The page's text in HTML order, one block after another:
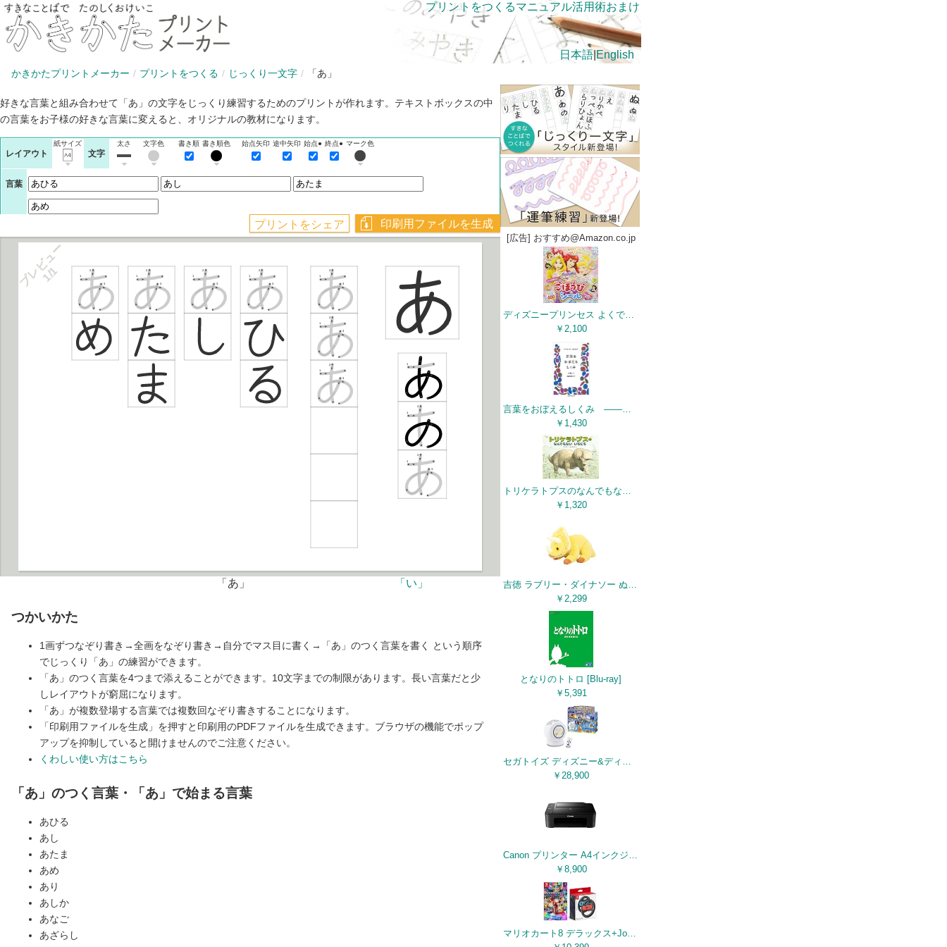
プリントをつくるマニュアル活用術おまけ
日本語 English
かきかたプリントメーカー プリントをつくる じっくり一文字 「あ」
好きな言葉と組み合わせて「あ」の文字をじっくり練習するためのプリントが作れます。テキストボックスの中
の言葉をお子様の好きな言葉に変えると、オリジナルの教材になります。
レイアウト
紙サイズ
文字
太さ 文字色 書き順 書き順色 始点矢印 途中矢印 始点● 終点● マーク色
言葉
プレビュー
1/1
「あ」 「い」
つかいかた
1画ずつなぞり書き→全画をなぞり書き→自分でマス目に書く→「あ」のつく言葉を書く という順序
でじっくり「あ」の練習ができます。
「あ」のつく言葉を4つまで添えることができます。10文字までの制限があります。長い言葉だと少
しレイアウトが窮屈になります。
「あ」が複数登場する言葉では複数回なぞり書きすることになります。
「印刷用ファイルを生成」を押すと印刷用のPDFファイルを生成できます。ブラウザの機能でポップ
アップを抑制していると開けませんのでご注意ください。
くわしい使い方はこちら
「あ」のつく言葉・「あ」で始まる言葉
あひる
あし
あたま
あめ
あり
あしか
あなご
あざらし
[広告] おすすめ@Amazon.co.jp
ディズニープリンセス よくできました! ごほうびのシールいっぱいブック (ディズニーブックス ディズニーシール絵本)
￥2,100
￥1,430
￥1,320
吉徳 ラブリー・ダイナソー ぬいぐるみ トリケラトプス S 180026
￥2,299
となりのトトロ [Blu-ray]
￥5,391
セガトイズ ディズニー&ディズニー/ピクサーキャラクターズ Dream Switch ( ドリーム スイッチ ) 50ストーリーズ 親子の眠る前が楽しくなる ディズニーのお話（50話×日本語）絵本プロジェクター
￥28,900
Canon プリンター A4インクジェット複合機 PIXUS TS3330 ブラック Wi-Fi対応 テレワーク向け
￥8,900